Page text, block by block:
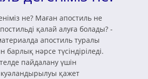
не? Маған апостиль не
қалай алуға болады? -
апостиль туралы
барлық нәрсе түсіндіріледі.
пайдалану үшін
қажет